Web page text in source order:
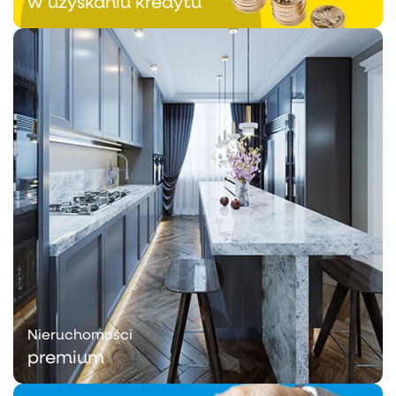
Nieruchomości
premium